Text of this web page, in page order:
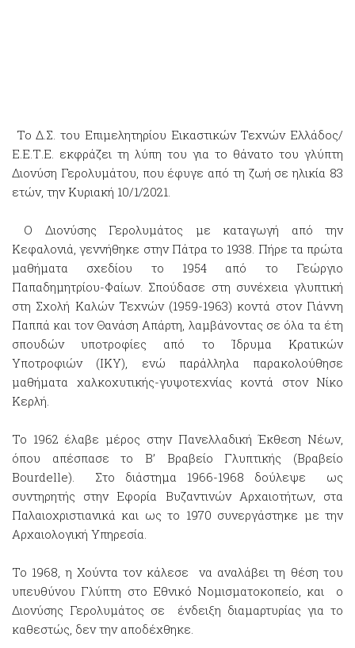
Το Δ.Σ. του Επιμελητηρίου Εικαστικών Τεχνών Ελλάδος/
Ε.Ε.Τ.Ε. εκφράζει τη λύπη του για το θάνατο του γλύπτη
Διονύση Γερολυμάτου, που έφυγε από τη ζωή σε ηλικία 83
ετών, την Κυριακή 10/1/2021.
Ο Διονύσης Γερολυμάτος με καταγωγή από την
Κεφαλονιά, γεννήθηκε στην Πάτρα το 1938. Πήρε τα πρώτα
μαθήματα σχεδίου το 1954 από το Γεώργιο
Παπαδημητρίου-Φαίων. Σπούδασε στη συνέχεια γλυπτική
στη Σχολή Καλών Τεχνών (1959-1963) κοντά στον Γιάννη
Παππά και τον Θανάση Απάρτη, λαμβάνοντας σε όλα τα έτη
σπουδών υποτροφίες από το Ίδρυμα Κρατικών
Υποτροφιών (ΙΚΥ), ενώ παράλληλα παρακολούθησε
μαθήματα χαλκοχυτικής-γυψοτεχνίας κοντά στον Νίκο
Κερλή.
Το 1962 έλαβε μέρος στην Πανελλαδική Έκθεση Νέων,
όπου απέσπασε το Β’ Βραβείο Γλυπτικής (Βραβείο
Bourdelle). Στο διάστημα 1966-1968 δούλεψε ως
συντηρητής στην Εφορία Βυζαντινών Αρχαιοτήτων, στα
Παλαιοχριστιανικά και ως το 1970 συνεργάστηκε με την
Αρχαιολογική Υπηρεσία.
Το 1968, η Χούντα τον κάλεσε να αναλάβει τη θέση του
υπευθύνου Γλύπτη στο Εθνικό Νομισματοκοπείο, και ο
Διονύσης Γερολυμάτος σε ένδειξη διαμαρτυρίας για το
καθεστώς, δεν την αποδέχθηκε.